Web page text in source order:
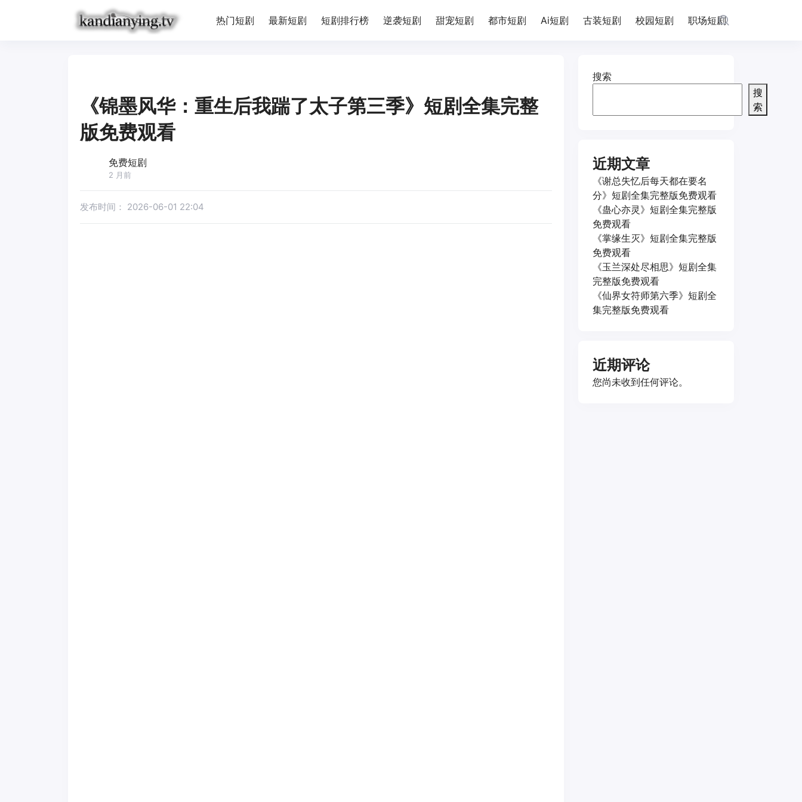
热门短剧 最新短剧 短剧排行榜 逆袭短剧 甜宠短剧 都市短剧 Ai短剧 古装短剧 校园短剧 职场短剧
《锦墨风华：重生后我踹了太子第三季》短剧全集完整
版免费观看
免费短剧
2 月前
发布时间： 2026-06-01 22:04
搜索
搜
索
近期文章
《谢总失忆后每天都在要名
分》短剧全集完整版免费观看
《蛊心亦灵》短剧全集完整版
免费观看
《掌缘生灭》短剧全集完整版
免费观看
《玉兰深处尽相思》短剧全集
完整版免费观看
《仙界女符师第六季》短剧全
集完整版免费观看
近期评论
您尚未收到任何评论。